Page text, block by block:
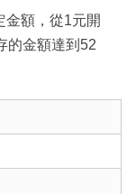
金額，從1元開
的金額達到52